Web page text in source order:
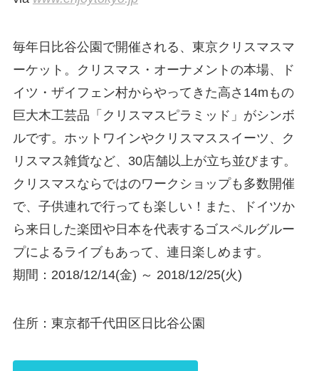
毎年日比谷公園で開催される、東京クリスマスマ
ーケット。クリスマス・オーナメントの本場、ド
イツ・ザイフェン村からやってきた高さ14mもの
巨大木工芸品「クリスマスピラミッド」がシンボ
ルです。ホットワインやクリスマススイーツ、ク
リスマス雑貨など、30店舗以上が立ち並びます。
クリスマスならではのワークショップも多数開催
で、子供連れで行っても楽しい！また、ドイツか
ら来日した楽団や日本を代表するゴスペルグルー
プによるライブもあって、連日楽しめます。
期間：2018/12/14(金) ～ 2018/12/25(火)
住所：東京都千代田区日比谷公園